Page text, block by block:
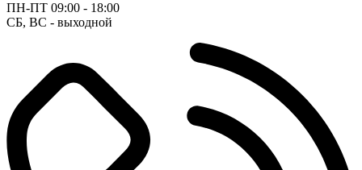
ПН-ПТ 09:00 - 18:00
СБ, ВС - выходной